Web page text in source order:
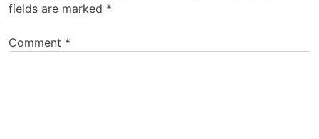
fields are marked *
Comment *